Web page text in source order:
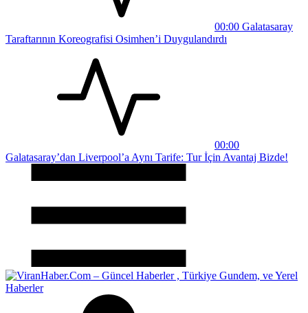
00:00 Galatasaray
Taraftarının Koreografisi Osimhen’i Duygulandırdı
00:00
Galatasaray’dan Liverpool’a Aynı Tarife: Tur İçin Avantaj Bizde!